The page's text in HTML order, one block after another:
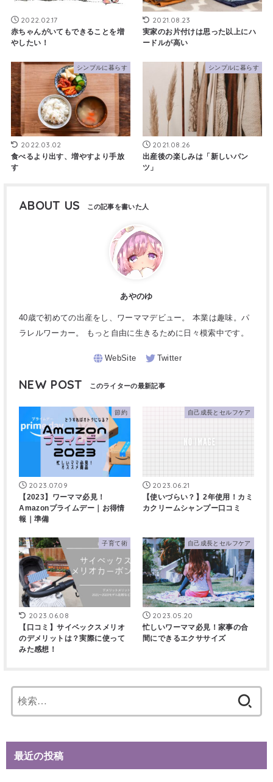
2022.02.17
赤ちゃんがいてもできることを増
やしたい！
2021.08.23
実家のお片付けは思った以上にハ
ードルが高い
シンプルに暮らす
2022.03.02
食べるより出す、増やすより手放
す
シンプルに暮らす
2021.08.26
出産後の楽しみは「新しいパン
ツ」
ABOUT US
あやのゆ
40歳で初めての出産をし、ワーママデビュー。 本業は趣味。パ
ラレルワーカー。 もっと自由に生きるために日々模索中です。
NEW POST
節約
2023.07.09
【2023】ワーママ必見！
Amazonプライムデー｜お得情
報｜準備
自己成長とセルフケア
2023.06.21
【使いづらい？】2年使用！カミ
カクリームシャンプー口コミ
子育て術
2023.06.08
【口コミ】サイベックスメリオ
のデメリットは？実際に使って
みた感想！
自己成長とセルフケア
2023.05.20
忙しいワーママ必見！家事の合
間にできるエクササイズ
索:
最近の投稿